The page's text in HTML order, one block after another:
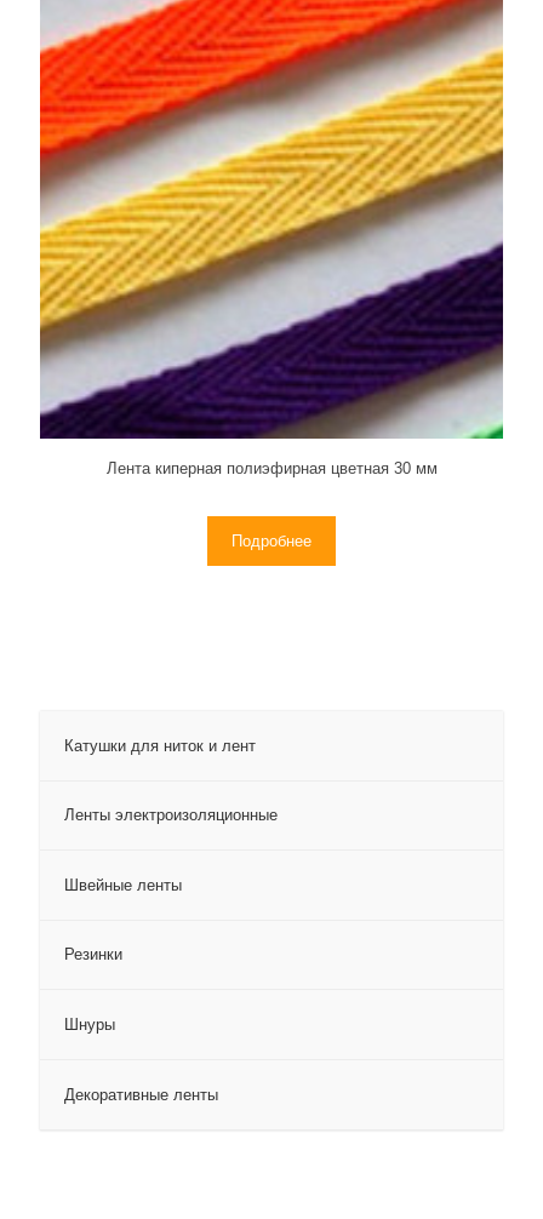
Лента киперная полиэфирная цветная 30 мм
Подробнее
Катушки для ниток и лент
Ленты электроизоляционные
Швейные ленты
Резинки
Шнуры
Декоративные ленты